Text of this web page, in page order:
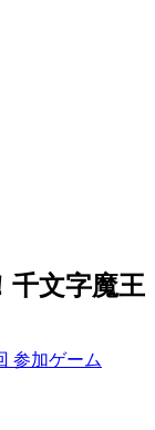
千文字魔王
参加ゲーム